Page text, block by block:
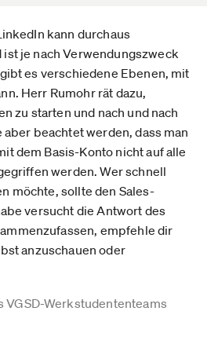
kann durchaus
je nach Verwendungszweck
es verschiedene Ebenen, mit
Herr Rumohr rät dazu,
zu starten und nach und nach
beachtet werden, dass man
dem Basis-Konto nicht auf alle
werden. Wer schnell
möchte, sollte den Sales-
versucht die Antwort des
empfehle dir
anzuschauen oder
VGSD-Werkstudententeams